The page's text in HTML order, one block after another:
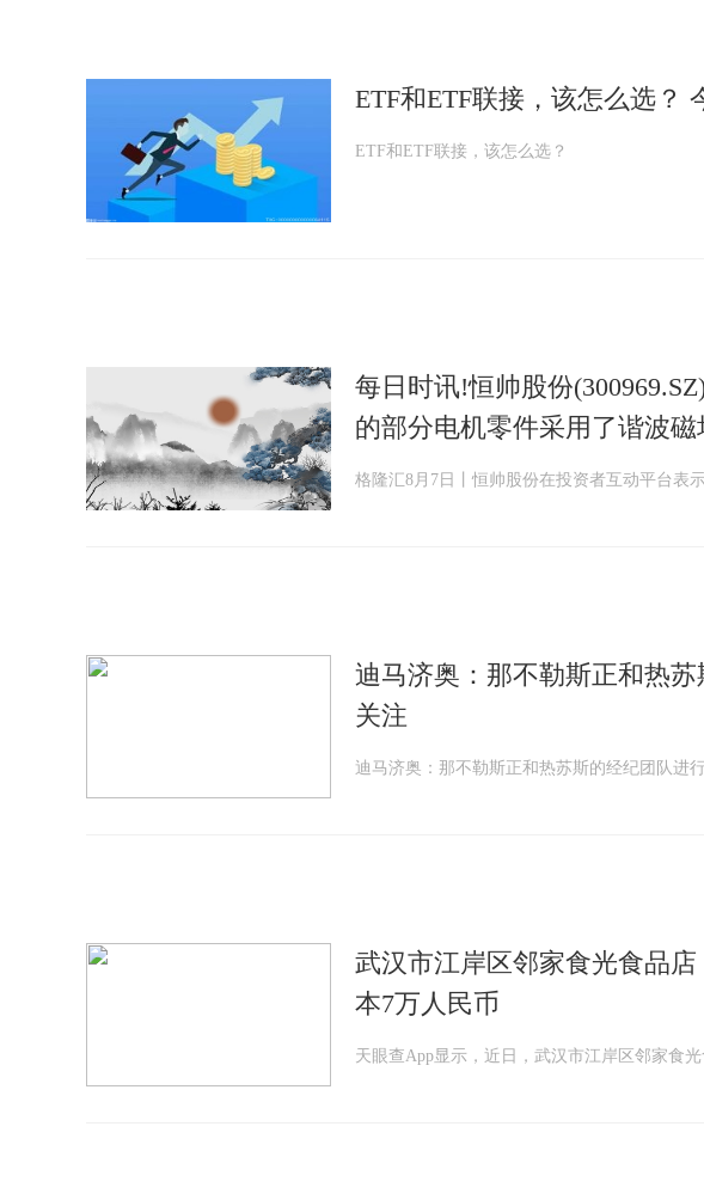
ETF和ETF联接，该怎么选？
ETF和ETF联接，该怎么选？
每日时讯!恒帅股份
的部分电机零件采用了谐波
格隆汇8月7日丨恒帅股份在投资者互动平台表
迪马济奥：那不勒斯正和热
关注
迪马济奥：那不勒斯正和热苏斯的经纪团队进
武汉市江岸区邻家食光食品
本7万人民币
天眼查App显示，近日，武汉市江岸区邻家食